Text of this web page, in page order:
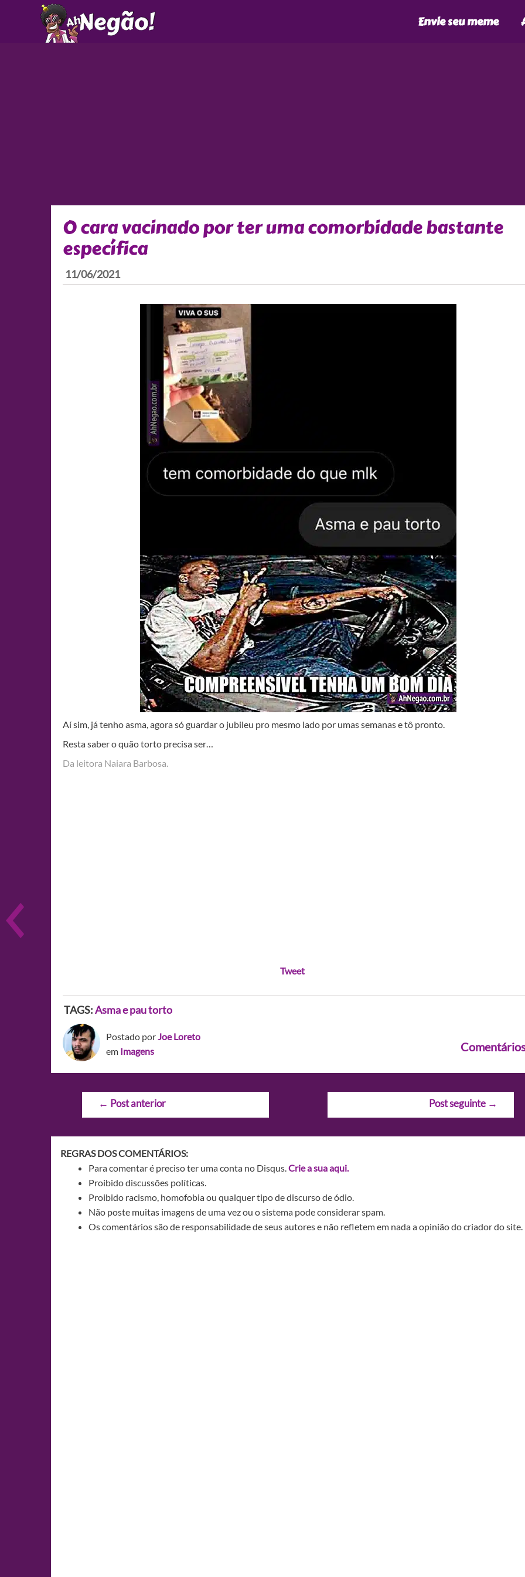
Envie seu meme
O cara vacinado por ter uma comorbidade bastante
específica
11/06/2021
Aí sim, já tenho asma, agora só guardar o jubileu pro mesmo lado por umas semanas e tô pronto.
Resta saber o quão torto precisa ser…
Da leitora Naiara Barbosa.
Tweet
TAGS:Asma e pau torto
Postado porJoe Loreto
em Imagens
Navegação
← Post anterior Post seguinte →
REGRAS DOS COMENTÁRIOS:
Para comentar é preciso ter uma conta no Disqus.Crie a sua aqui.
Proibido discussões políticas.
Proibido racismo, homofobia ou qualquer tipo de discurso de ódio.
Não poste muitas imagens de uma vez ou o sistema pode considerar spam.
Os comentários são de responsabilidade de seus autores e não refletem em nada a opinião do criador do site.